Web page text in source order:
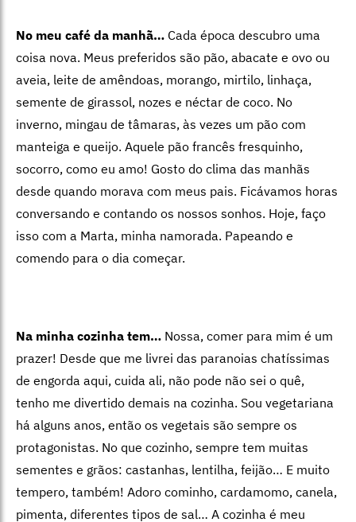
No meu café da manhã… Cada época descubro uma
coisa nova. Meus preferidos são pão, abacate e ovo ou
aveia, leite de amêndoas, morango, mirtilo, linhaça,
semente de girassol, nozes e néctar de coco. No
inverno, mingau de tâmaras, às vezes um pão com
manteiga e queijo. Aquele pão francês fresquinho,
socorro, como eu amo! Gosto do clima das manhãs
desde quando morava com meus pais. Ficávamos horas
conversando e contando os nossos sonhos. Hoje, faço
isso com a Marta, minha namorada. Papeando e
comendo para o dia começar.
Na minha cozinha tem… Nossa, comer para mim é um
prazer! Desde que me livrei das paranoias chatíssimas
de engorda aqui, cuida ali, não pode não sei o quê,
tenho me divertido demais na cozinha. Sou vegetariana
há alguns anos, então os vegetais são sempre os
protagonistas. No que cozinho, sempre tem muitas
sementes e grãos: castanhas, lentilha, feijão… E muito
tempero, também! Adoro cominho, cardamomo, canela,
pimenta, diferentes tipos de sal… A cozinha é meu